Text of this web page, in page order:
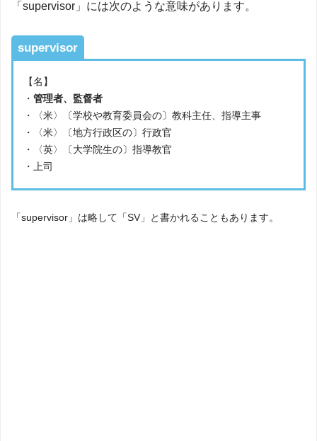
「supervisor」には次のような意味があります。
supervisor
【名】
・ 管理者、監督者
・〈米〉〔学校や教育委員会の〕教科主任、指導主事
・〈米〉〔地方行政区の〕行政官
・〈英〉〔大学院生の〕指導教官
・上司
「supervisor」は略して「SV」と書かれることもあります。